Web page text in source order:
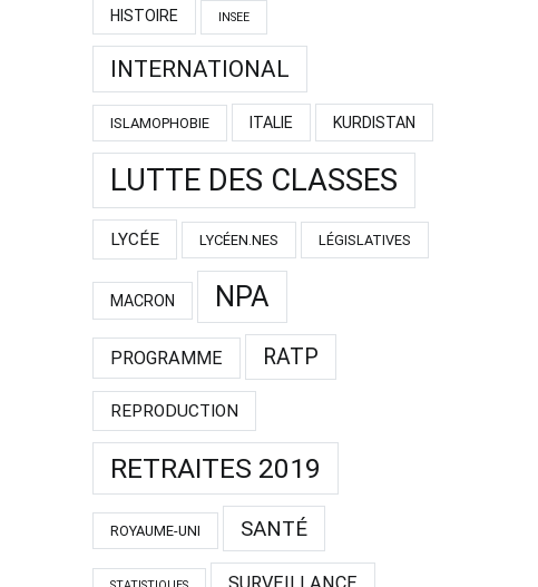
HISTOIRE INSEE
INTERNATIONAL
ISLAMOPHOBIE ITALIE KURDISTAN
LUTTE DES CLASSES
LYCÉE LYCÉEN.NES LÉGISLATIVES
MACRON NPA
PROGRAMME RATP
REPRODUCTION
RETRAITES 2019
ROYAUME-UNI SANTÉ